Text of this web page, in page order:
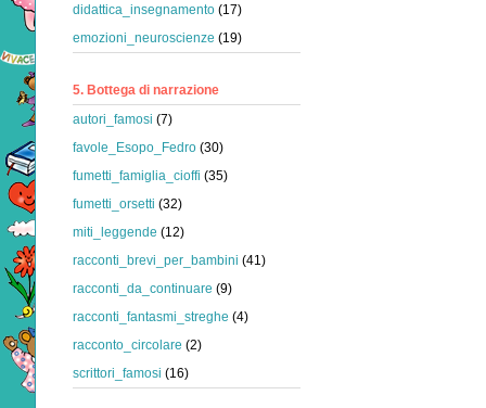
didattica_insegnamento (17)
emozioni_neuroscienze (19)
5. Bottega di narrazione
autori_famosi (7)
favole_Esopo_Fedro (30)
fumetti_famiglia_cioffi (35)
fumetti_orsetti (32)
miti_leggende (12)
racconti_brevi_per_bambini (41)
racconti_da_continuare (9)
racconti_fantasmi_streghe (4)
racconto_circolare (2)
scrittori_famosi (16)